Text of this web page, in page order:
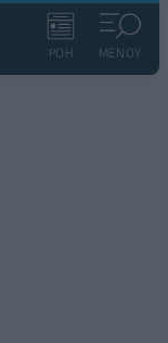
ΡΟΗ ΜΕΝΟΥ